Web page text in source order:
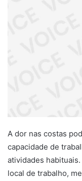
A dor nas costas
capacidade de
atividades
local de trabalho,